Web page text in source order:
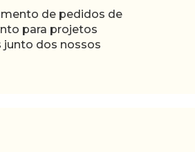
de pedidos de
para projetos
junto dos nossos